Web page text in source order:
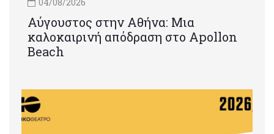
Αύγουστος στην Αθήνα: Μια
καλοκαιρινή απόδραση στο Apollon
Beach